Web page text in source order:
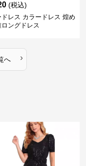
(税込)
ドレス カラードレス 煌め
ロングドレス
へ ›